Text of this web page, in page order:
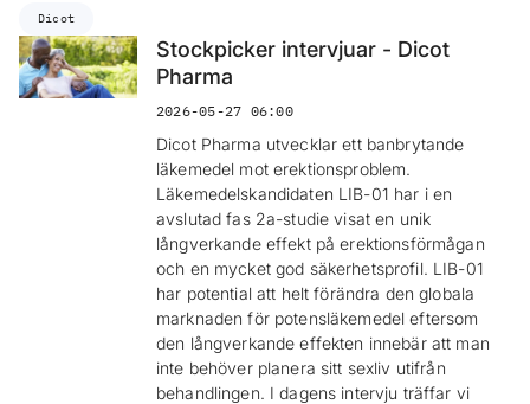
Dicot
Stockpicker intervjuar - Dicot
Pharma
2026-05-27 06:00
Dicot Pharma utvecklar ett banbrytande
läkemedel mot erektionsproblem.
Läkemedelskandidaten LIB-01 har i en
avslutad fas 2a-studie visat en unik
långverkande effekt på erektionsförmågan
och en mycket god säkerhetsprofil. LIB-01
har potential att helt förändra den globala
marknaden för potensläkemedel eftersom
den långverkande effekten innebär att man
inte behöver planera sitt sexliv utifrån
behandlingen. I dagens intervju träffar vi